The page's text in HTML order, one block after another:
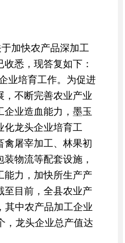
加快农产品深加工
悉，现答复如下：
培育工作。 为促进
，不断完善农业产业
企业造血能力，墨玉
化龙头企业培育工
禽屠宰加工、林果初
物流等配套设施，
能力，加快所生产产
至目前，全县农业产
其中农产品加工企业
，龙头企业总产值达